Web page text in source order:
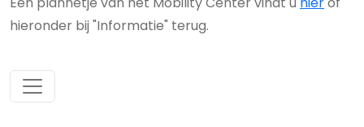
hieronder bij "Informatie" terug.